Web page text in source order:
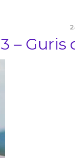
3 – Guris